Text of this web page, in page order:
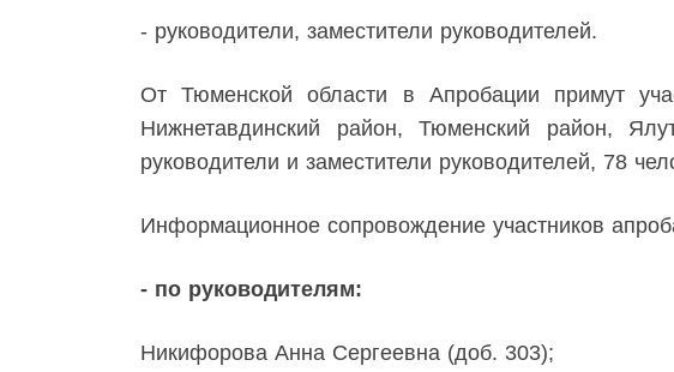
- руководители, заместители руководителей.
От Тюменской области в Апробации примут
Нижнетавдинский район, Тюменский район,
руководители и заместители руководителей, 78
Информационное сопровождение участников
- по руководителям:
Никифорова Анна Сергеевна (доб. 303);